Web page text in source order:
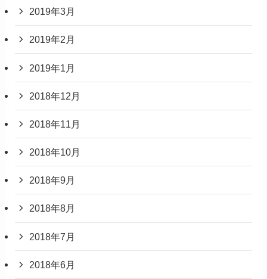
2019年3月
2019年2月
2019年1月
2018年12月
2018年11月
2018年10月
2018年9月
2018年8月
2018年7月
2018年6月